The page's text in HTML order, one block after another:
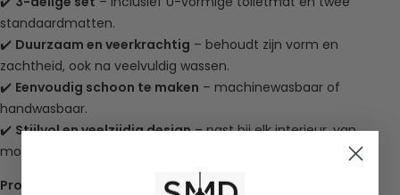
standaardmatten.
✔️ Duurzaam en veerkrachtig – behoudt zijn vorm en
zachtheid, ook na veelvuldig wassen.
✔️ Eenvoudig schoon te maken – machinewasbaar of
handwasbaar.
✔️ Stijlvol en veelzijdig design– past bij elk interieur, van
modern tot klassiek.
Productspecificaties